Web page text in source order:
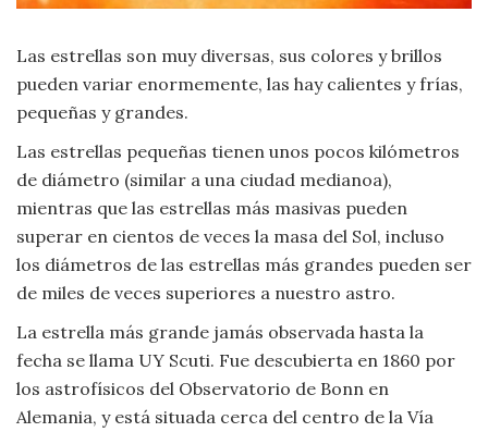
Tecnología
Universo
Viajar
Las estrellas son muy diversas, sus colores y brillos
pueden variar enormemente, las hay calientes y frías,
pequeñas y grandes.
Las estrellas pequeñas tienen unos pocos kilómetros
de diámetro (similar a una ciudad medianoa),
mientras que las estrellas más masivas pueden
superar en cientos de veces la masa del Sol, incluso
los diámetros de las estrellas más grandes pueden ser
de miles de veces superiores a nuestro astro.
La estrella más grande jamás observada hasta la
fecha se llama UY Scuti. Fue descubierta en 1860 por
los astrofísicos del Observatorio de Bonn en
Alemania, y está situada cerca del centro de la Vía